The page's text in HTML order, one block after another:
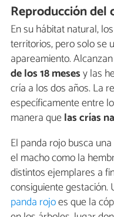
Reproducción del
En su hábitat natural,
territorios, pero solo se
apareamiento.
de los 18 mesesy las
cría a los dos años. La
específicamente entre
manera quelas crías
El panda rojo busca
el macho como la
distintos ejemplares a
consiguiente gestación.
panda rojoes que la